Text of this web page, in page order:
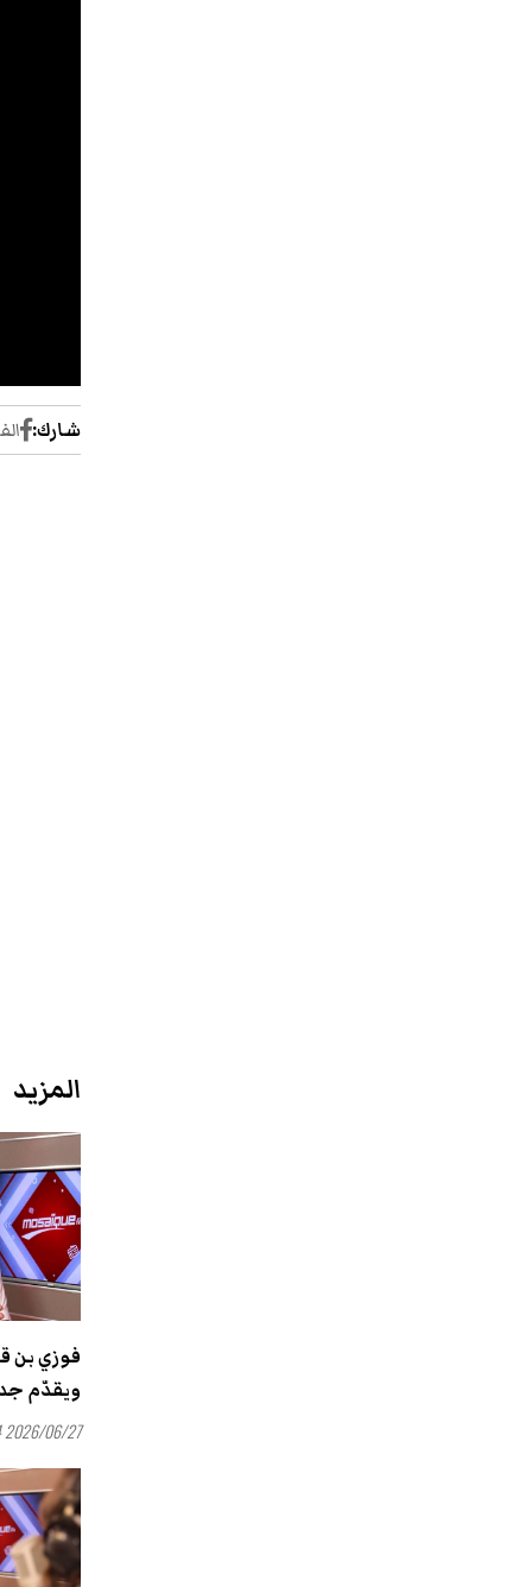
شارك:
المزيد
فوزي بن
ويقدّم
2026/06/27 15:54